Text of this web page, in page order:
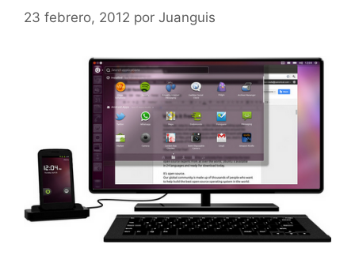
23 febrero, 2012 por Juanguis